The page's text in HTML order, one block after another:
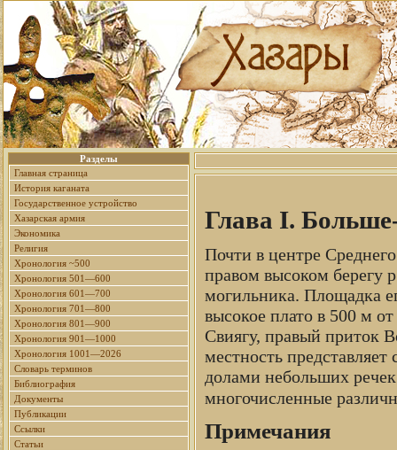
Разделы
Главная страница
История каганата
Государственное устройство
Хазарская армия
Экономика
Религия
Хронология ~500
Хронология 501—600
Хронология 601—700
Хронология 701—800
Хронология 801—900
Хронология 901—1000
Хронология 1001—2026
Словарь терминов
Библиография
Документы
Публикации
Ссылки
Статьи
Глава I.
Почти в центре
правом высоком берегу
могильника. Площадка
высокое плато в 500 м
Свиягу, правый приток
местность
долами небольших
многочисленные
Примечания